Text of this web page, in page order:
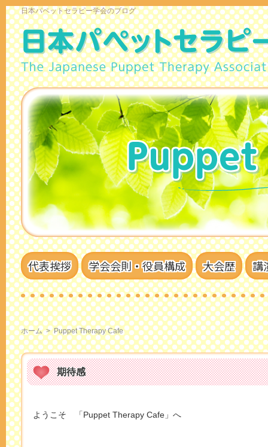
日本パペットセラピー学会のブログ
代表挨拶 学会会則・役員構成 大会歴 講
ホーム > Puppet Therapy Cafe
期待感
ようこそ 「Puppet Therapy Cafe」へ